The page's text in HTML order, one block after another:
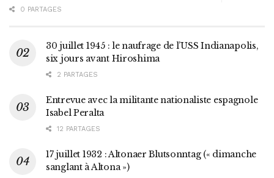
0 PARTAGES
30 juillet 1945 : le naufrage de l’USS Indianapolis,
six jours avant Hiroshima
2 PARTAGES
Entrevue avec la militante nationaliste espagnole
Isabel Peralta
12 PARTAGES
17 juillet 1932 : Altonaer Blutsonntag (« dimanche
sanglant à Altona »)